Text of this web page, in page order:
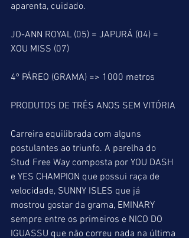
aparenta, cuidado.
JO-ANN ROYAL (05) = JAPURÁ (04) =
XOU MISS (07)
4º PÁREO (GRAMA) => 1000 metros
PRODUTOS DE TRÊS ANOS SEM VITÓRIA
Carreira equilibrada com alguns
postulantes ao triunfo. A parelha do
Stud Free Way composta por YOU DASH
e YES CHAMPION que possui raça de
velocidade, SUNNY ISLES que já
mostrou gostar da grama, EMINARY
sempre entre os primeiros e NICO DO
IGUASSU que não correu nada na última